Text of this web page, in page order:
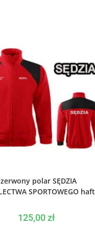
polar SĘDZIA
SPORTOWEGO haft
125,00zł